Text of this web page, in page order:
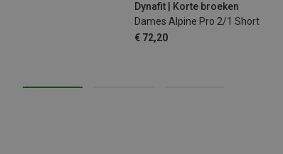
Dynafit | Korte broeken
Dames Alpine Pro 2/1 Short
€ 72,20